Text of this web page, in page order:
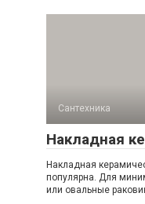
Сантехника
Накладная
Накладная
популярна. Для
или овальные